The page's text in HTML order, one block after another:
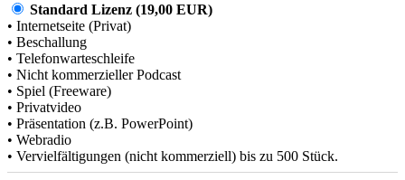
Standard Lizenz (19,00 EUR)
• Internetseite (Privat)
• Beschallung
• Telefonwarteschleife
• Nicht kommerzieller Podcast
• Spiel (Freeware)
• Privatvideo
• Präsentation (z.B. PowerPoint)
• Webradio
• Vervielfältigungen (nicht kommerziell) bis zu 500 Stück.